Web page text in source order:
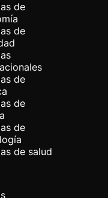
de
de
de
de
de
de salud